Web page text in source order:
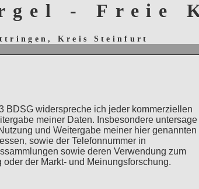
- Freie
Kreis Steinfurt
BDSG widerspreche ich jeder kommerziellen
meiner Daten. Insbesondere untersage
und Weitergabe meiner hier genannten
sowie der Telefonnummer in
sowie deren Verwendung zum
der Markt- und Meinungsforschung.